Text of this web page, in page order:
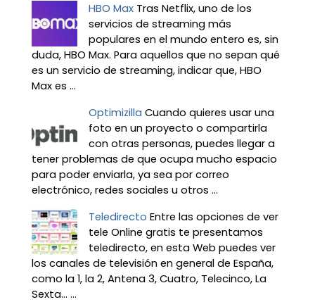
HBO Max Tras Netflix, uno de los
servicios de streaming más
populares en el mundo entero es, sin
duda, HBO Max. Para aquellos que no sepan qué
es un servicio de streaming, indicar que, HBO
Max es ...
Optimizilla Cuando quieres usar una
foto en un proyecto o compartirla
con otras personas, puedes llegar a
tener problemas de que ocupa mucho espacio
para poder enviarla, ya sea por correo
electrónico, redes sociales u otros ...
Teledirecto Entre las opciones de ver
tele Online gratis te presentamos
teledirecto, en esta Web puedes ver
los canales de televisión en general de España,
como la 1, la 2, Antena 3, Cuatro, Telecinco, La
Sexta… ...